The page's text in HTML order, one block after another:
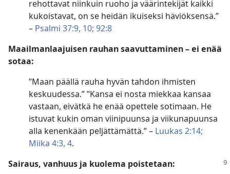
rehottavat niinkuin ruoho ja väärintekijät kaikki
kukoistavat, on se heidän ikuiseksi häviöksensä.”
– Psalmi 37:9, 10; 92:8
Maailmanlaajuisen rauhan saavuttaminen – ei enää
sotaa:
”Maan päällä rauha hyvän tahdon ihmisten
keskuudessa.” ”Kansa ei nosta miekkaa kansaa
vastaan, eivätkä he enää opettele sotimaan. He
istuvat kukin oman viinipuunsa ja viikunapuunsa
alla kenenkään peljättämättä.” – Luukas 2:14;
Miika 4:3, 4.
Sairaus, vanhuus ja kuolema poistetaan: